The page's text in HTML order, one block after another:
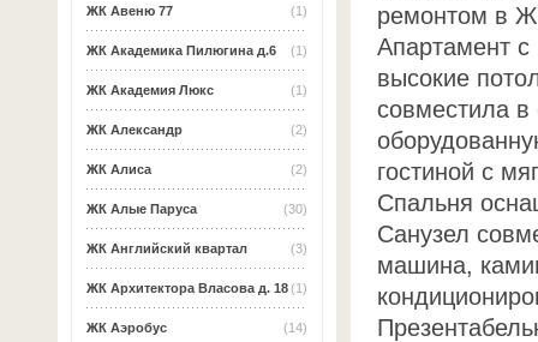
(1)
ЖК Авеню 77
(1)
ЖК Академика Пилюгина д.6
(1)
ЖК Академия Люкс
(2)
ЖК Александр
(2)
ЖК Алиса
(30)
ЖК Алые Паруса
(3)
ЖК Английский квартал
(1)
ЖК Архитектора Власова д. 18
(14)
ЖК Аэробус
ремонтом в
Апартамент
высокие
совместила в
гостиной с
Спальня
Санузел
машина,